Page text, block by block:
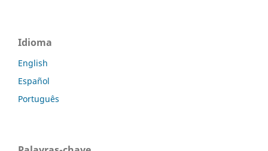
Idioma
English
Español
Português